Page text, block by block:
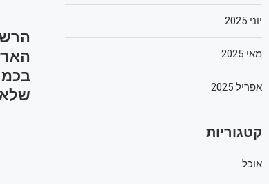
יוני 2025
מאי 2025
אפריל 2025
קטגוריות
אוכל